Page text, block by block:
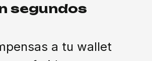
segundos
a tu wallet